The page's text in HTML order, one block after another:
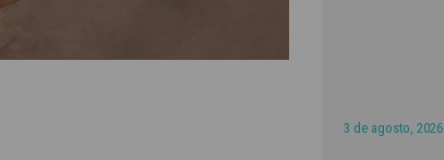
3 de agosto, 2026